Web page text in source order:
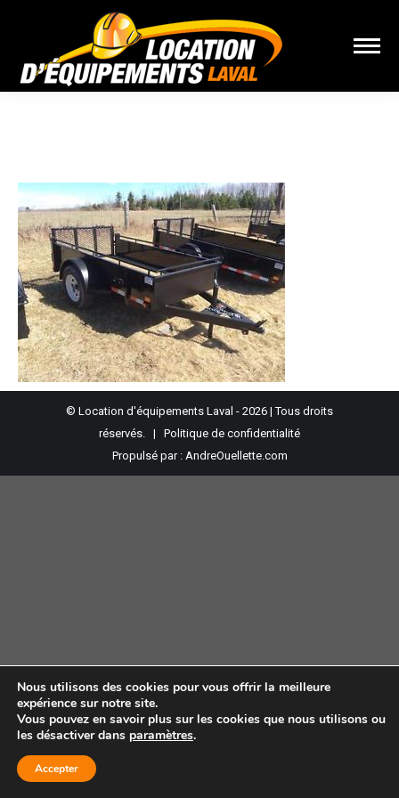
© Location d'équipements Laval - 2026 | Tous droits
réservés. | Politique de confidentialité
Propulsé par : AndreOuellette.com
Nous utilisons des cookies pour vous offrir la meilleure
expérience sur notre site.
Vous pouvez en savoir plus sur les cookies que nous utilisons ou
les désactiver dans paramètres.
Accepter